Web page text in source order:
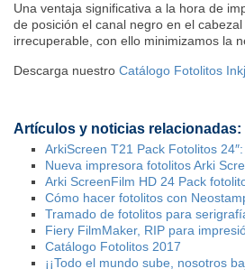
Una ventaja significativa a la hora de
de posición el canal negro en el
irrecuperable, con ello minimizamos la
Descarga nuestro Catálogo Fotolitos
Artículos y noticias relacionadas:
ArkiScreen T21 Pack Fotolitos
Nueva impresora fotolitos Arki
Arki ScreenFilm HD 24 Pack
Cómo hacer fotolitos con
Tramado de fotolitos para
Fiery FilmMaker, RIP para
Catálogo Fotolitos 2017
¡¡Todo el mundo sube, nosotros